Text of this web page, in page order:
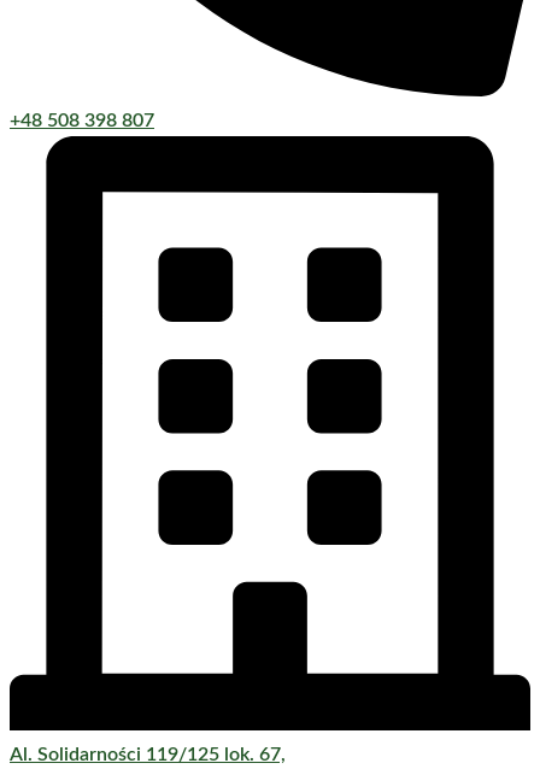
+48 508 398 807
Al. Solidarności 119/125 lok. 67,